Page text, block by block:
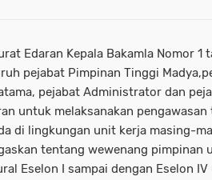
Edaran Kepala Bakamla Nomor 1
pejabat Pimpinan Tinggi
pejabat Administrator dan
untuk melaksanakan pengawasan
di lingkungan unit kerja masing-
tentang wewenang pimpinan
Eselon I sampai dengan Eselon